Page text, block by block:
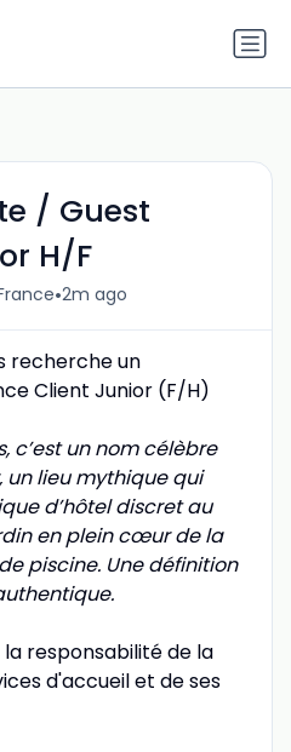
/ Guest
H/F
•2m ago
recherche un
Client Junior (F/H)
c’est un nom célèbre
un lieu mythique qui
d’hôtel discret au
en plein cœur de la
piscine. Une définition
responsabilité de la
d'accueil et de ses